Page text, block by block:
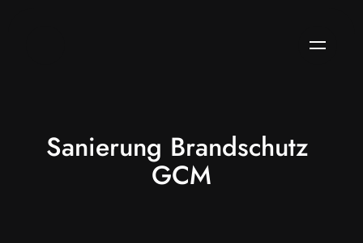
METTMANN
Sanierung Brandschutz
GCM